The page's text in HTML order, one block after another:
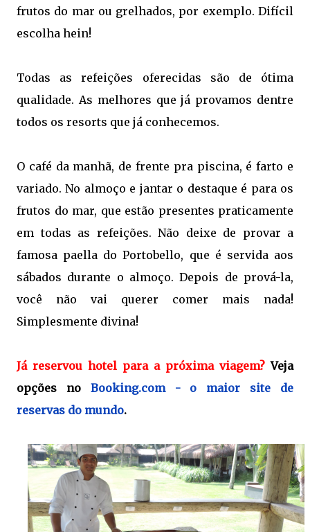
frutos do mar ou grelhados, por exemplo. Difícil
escolha hein!
Todas as refeições oferecidas são de ótima
qualidade. As melhores que já provamos dentre
todos os resorts que já conhecemos.
O café da manhã, de frente pra piscina, é farto e
variado. No almoço e jantar o destaque é para os
frutos do mar, que estão presentes praticamente
em todas as refeições. Não deixe de provar a
famosa paella do Portobello, que é servida aos
sábados durante o almoço. Depois de prová-la,
você não vai querer comer mais nada!
Simplesmente divina!
Já reservou hotel para a próxima viagem?Veja
opções no Booking.com - o maior site de
reservas do mundo.